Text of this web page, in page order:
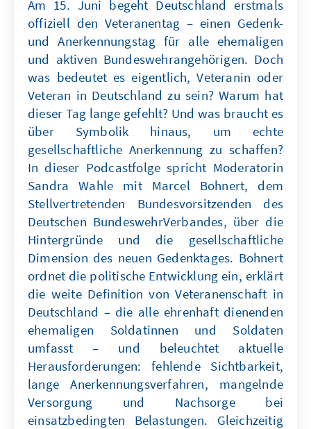
Am 15. Juni begeht Deutschland erstmals
offiziell den Veteranentag – einen Gedenk-
und Anerkennungstag für alle ehemaligen
und aktiven Bundeswehrangehörigen. Doch
was bedeutet es eigentlich, Veteranin oder
Veteran in Deutschland zu sein? Warum hat
dieser Tag lange gefehlt? Und was braucht es
über Symbolik hinaus, um echte
gesellschaftliche Anerkennung zu schaffen?
In dieser Podcastfolge spricht Moderatorin
Sandra Wahle mit Marcel Bohnert, dem
Stellvertretenden Bundesvorsitzenden des
Deutschen BundeswehrVerbandes, über die
Hintergründe und die gesellschaftliche
Dimension des neuen Gedenktages. Bohnert
ordnet die politische Entwicklung ein, erklärt
die weite Definition von Veteranenschaft in
Deutschland – die alle ehrenhaft dienenden
ehemaligen Soldatinnen und Soldaten
umfasst – und beleuchtet aktuelle
Herausforderungen: fehlende Sichtbarkeit,
lange Anerkennungsverfahren, mangelnde
Versorgung und Nachsorge bei
einsatzbedingten Belastungen. Gleichzeitig